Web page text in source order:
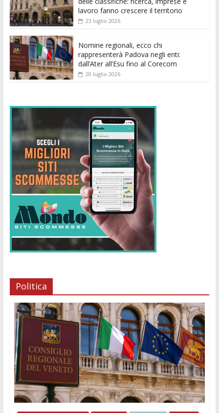
lavoro fanno crescere il territorio
23 luglio 2026
Nomine regionali, ecco chi
rappresenterà Padova negli enti:
dall’Ater all’Esu fino al Corecom
20 luglio 2026
Politica